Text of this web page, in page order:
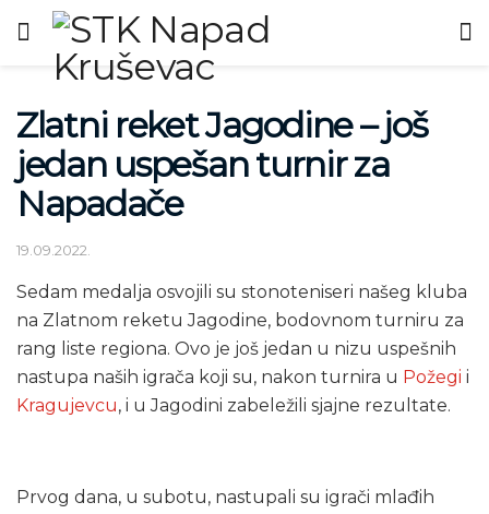
Zlatni reket Jagodine – još
jedan uspešan turnir za
Napadače
19.09.2022.
Sedam medalja osvojili su stonoteniseri našeg kluba
na Zlatnom reketu Jagodine, bodovnom turniru za
rang liste regiona. Ovo je još jedan u nizu uspešnih
nastupa naših igrača koji su, nakon turnira u Požegi i
Kragujevcu, i u Jagodini zabeležili sjajne rezultate.
Prvog dana, u subotu, nastupali su igrači mlađih